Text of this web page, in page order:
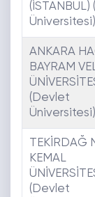
Üniversitesi)
ANKARA
BAYRAM
(Devlet
Üniversitesi)
TEKİRDAĞ
KEMAL
(Devlet